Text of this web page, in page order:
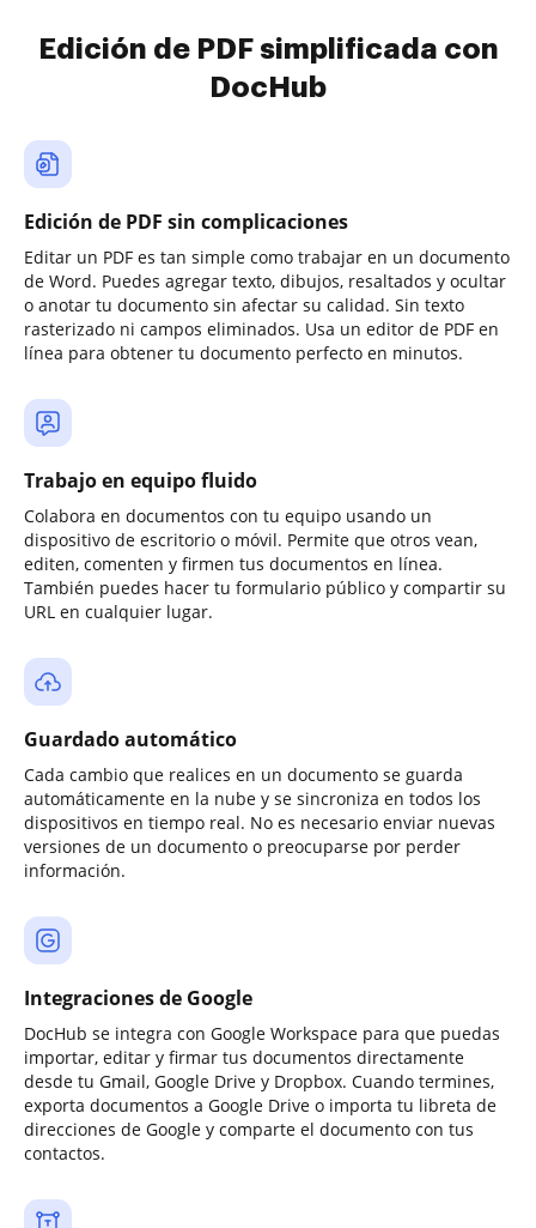
Edición de PDF simplificada con
DocHub
Edición de PDF sin complicaciones
Editar un PDF es tan simple como trabajar en un documento
de Word. Puedes agregar texto, dibujos, resaltados y ocultar
o anotar tu documento sin afectar su calidad. Sin texto
rasterizado ni campos eliminados. Usa un editor de PDF en
línea para obtener tu documento perfecto en minutos.
Trabajo en equipo fluido
Colabora en documentos con tu equipo usando un
dispositivo de escritorio o móvil. Permite que otros vean,
editen, comenten y firmen tus documentos en línea.
También puedes hacer tu formulario público y compartir su
URL en cualquier lugar.
Guardado automático
Cada cambio que realices en un documento se guarda
automáticamente en la nube y se sincroniza en todos los
dispositivos en tiempo real. No es necesario enviar nuevas
versiones de un documento o preocuparse por perder
información.
Integraciones de Google
DocHub se integra con Google Workspace para que puedas
importar, editar y firmar tus documentos directamente
desde tu Gmail, Google Drive y Dropbox. Cuando termines,
exporta documentos a Google Drive o importa tu libreta de
direcciones de Google y comparte el documento con tus
contactos.